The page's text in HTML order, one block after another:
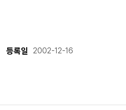
등록일 2002-12-16